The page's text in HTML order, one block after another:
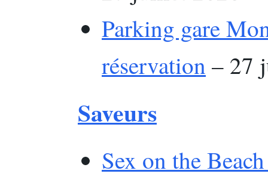
Parking gare
réservation – 27
Saveurs
Sex on the